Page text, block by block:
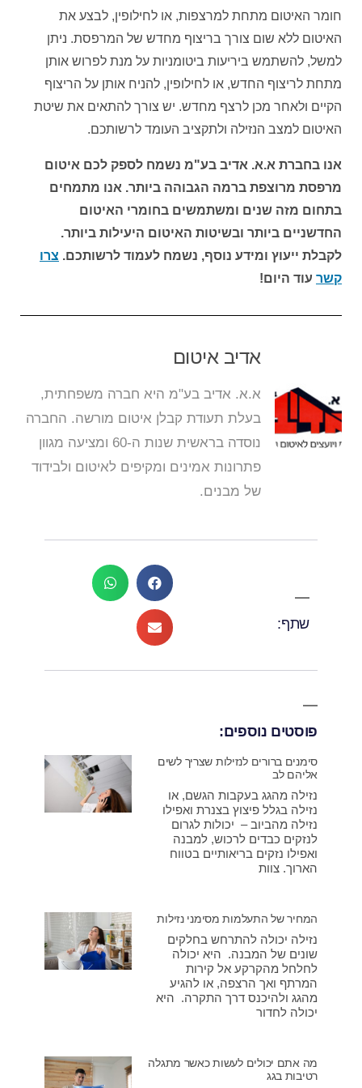
חומר האיטום מתחת למרצפות, או לחילופין, לבצע את
האיטום ללא שום צורך בריצוף מחדש של המרפסת. ניתן
למשל, להשתמש ביריעות ביטומניות על מנת לפרוש אותן
מתחת לריצוף החדש, או לחילופין, להניח אותן על הריצוף
הקיים ולאחר מכן לרצף מחדש. יש צורך להתאים את שיטת
האיטום למצב הנזילה ולתקציב העומד לרשותכם.
אנו בחברת א.א. אדיב בע"מ נשמח לספק לכם איטום
מרפסת מרוצפת ברמה הגבוהה ביותר. אנו מתמחים
בתחום מזה שנים ומשתמשים בחומרי האיטום
החדשניים ביותר ובשיטות האיטום היעילות ביותר.
לקבלת ייעוץ ומידע נוסף, נשמח לעמוד לרשותכם. צרו
קשר עוד היום!
אדיב איטום
א.א. אדיב בע"מ היא חברה משפחתית,
בעלת תעודת קבלן איטום מורשה. החברה
נוסדה בראשית שנות ה-60 ומציעה מגוון
פתרונות אמינים ומקיפים לאיטום ולבידוד
של מבנים.
שתף:
פוסטים נוספים:
סימנים ברורים לנזילות שצריך לשים
אליהם לב
נזילה מהגג בעקבות הגשם, או
נזילה בגלל פיצוץ בצנרת ואפילו
נזילה מהביוב – יכולות לגרום
לנזקים כבדים לרכוש, למבנה
ואפילו נזקים בריאותיים בטווח
הארוך. צוות
המחיר של התעלמות מסימני נזילות
נזילה יכולה להתרחש בחלקים
שונים של המבנה. היא יכולה
לחלחל מהקרקע אל קירות
המרתף ואך הרצפה, או להגיע
מהגג ולהיכנס דרך התקרה. היא
יכולה לחדור
מה אתם יכולים לעשות כאשר מתגלה
רטיבות בגג